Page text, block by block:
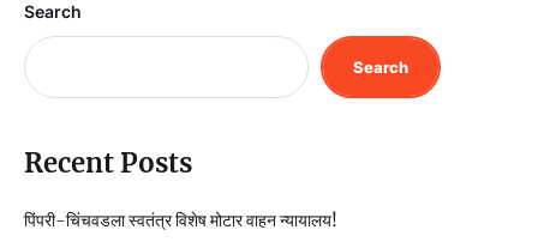
Search
Search
Recent Posts
पिंपरी-चिंचवडला स्वतंत्र विशेष मोटार वाहन न्यायालय!